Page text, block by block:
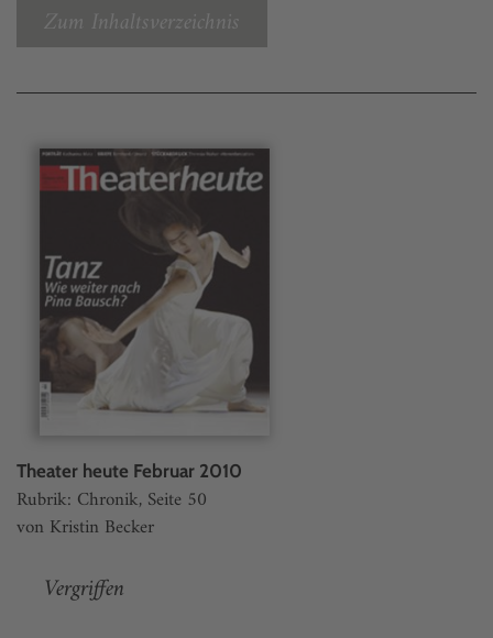
Zum Inhaltsverzeichnis
Theater heute Februar 2010
Rubrik: Chronik, Seite 50
von Kristin Becker
Vergriffen